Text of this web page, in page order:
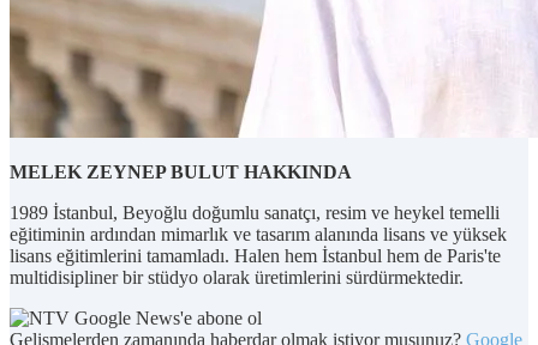
MELEK ZEYNEP BULUT HAKKINDA
1989 İstanbul, Beyoğlu doğumlu sanatçı, resim ve heykel temelli
eğitiminin ardından mimarlık ve tasarım alanında lisans ve yüksek
lisans eğitimlerini tamamladı. Halen hem İstanbul hem de Paris'te
multidisipliner bir stüdyo olarak üretimlerini sürdürmektedir.
Gelişmelerden zamanında haberdar olmak istiyor musunuz? Google